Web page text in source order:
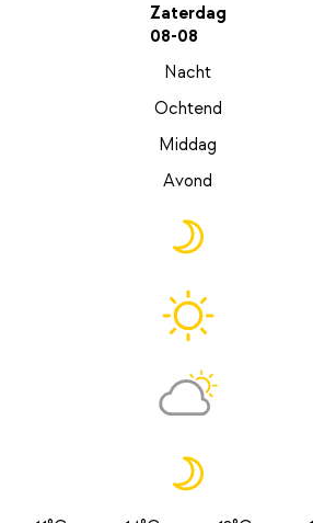
Zaterdag
08-08
Nacht
Ochtend
Middag
Avond